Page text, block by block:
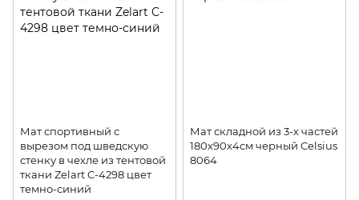
Мат спортивный с
вырезом под шведскую
стенку в чехле из тентовой
ткани Zelart C-4298 цвет
темно-синий
Мат складной из 3-х частей
180х90х4см черный Celsius
8064